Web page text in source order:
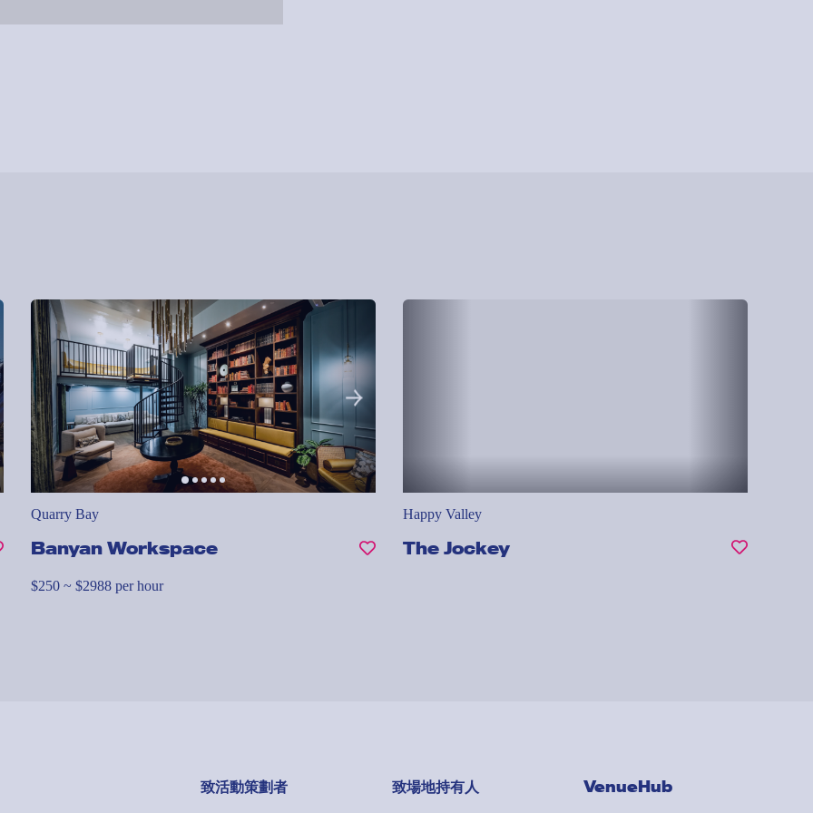
Quarry Bay
Banyan Workspace
$250 ~ $2988 per hour
Happy Valley
The Jockey
致活動策劃者 致場地持有人 VenueHub